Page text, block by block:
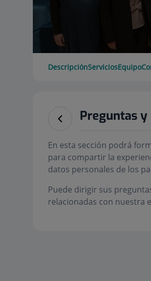
DescripciónServiciosEquipo
Preguntas
En esta sección podrá
para compartir la
datos personales de los
Puede dirigir sus
relacionadas con nuestra